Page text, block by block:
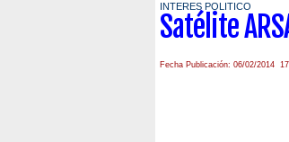
INTERES POLITICO
Satélite
Fecha Publicación: 06/02/2014